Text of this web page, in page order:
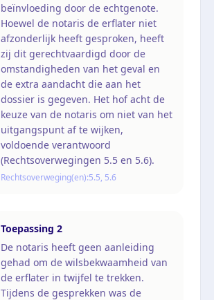
beïnvloeding door de echtgenote.
Hoewel de notaris de erflater niet
afzonderlijk heeft gesproken, heeft
zij dit gerechtvaardigd door de
omstandigheden van het geval en
de extra aandacht die aan het
dossier is gegeven. Het hof acht de
keuze van de notaris om niet van het
uitgangspunt af te wijken,
voldoende verantwoord
(Rechtsoverwegingen 5.5 en 5.6).
Rechtsoverweging(en):5.5, 5.6
Toepassing 2
De notaris heeft geen aanleiding
gehad om de wilsbekwaamheid van
de erflater in twijfel te trekken.
Tijdens de gesprekken was de